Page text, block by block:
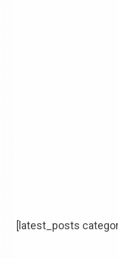
[latest_posts